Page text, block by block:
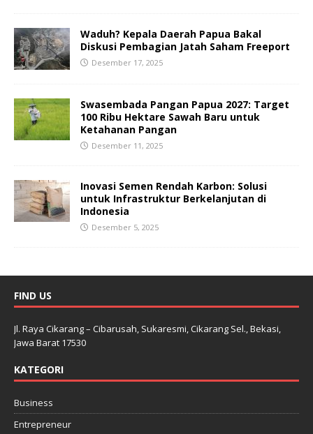
Waduh? Kepala Daerah Papua Bakal
Diskusi Pembagian Jatah Saham Freeport
Desember 17, 2025
Swasembada Pangan Papua 2027: Target
100 Ribu Hektare Sawah Baru untuk
Ketahanan Pangan
Desember 11, 2025
Inovasi Semen Rendah Karbon: Solusi
untuk Infrastruktur Berkelanjutan di
Indonesia
Desember 5, 2025
FIND US
Jl. Raya Cikarang – Cibarusah, Sukaresmi, Cikarang Sel., Bekasi,
Jawa Barat 17530
KATEGORI
Business
Entrepreneur